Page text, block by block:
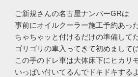
ご新規さんの名古屋ナンバーGRは
事前にオイルクーラー施工予約あっ
ちゃちゃッと付けるだけの準備して
ゴリゴリの車入ってきて初めまして
この手のドレ車は大体床下にヒカリ
いっぱい付いてるんでドキドキする